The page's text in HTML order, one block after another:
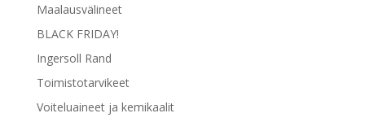
Maalausvälineet
BLACK FRIDAY!
Ingersoll Rand
Toimistotarvikeet
Voiteluaineet ja kemikaalit